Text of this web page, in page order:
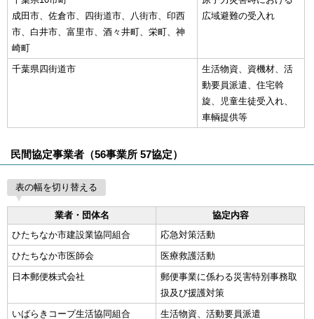
成田市、佐倉市、四街道市、八街市、印西
市、白井市、富里市、酒々井町、栄町、神
崎町
広域避難の受入れ
千葉県四街道市
生活物資、資機材、活
動要員派遣、住宅斡
旋、児童生徒受入れ、
車輌提供等
民間協定事業者（56事業所 57協定）
表の幅を切り替える
業者・団体名
協定内容
ひたちなか市建設業協同組合
応急対策活動
ひたちなか市医師会
医療救護活動
日本郵便株式会社
郵便事業に係わる災害特別事務取
扱及び援護対策
いばらきコープ生活協同組合
生活物資、活動要員派遣